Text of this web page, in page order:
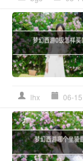
lhx 06-15